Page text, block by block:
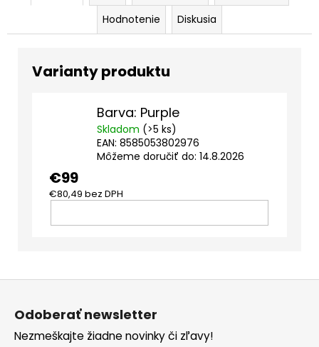
Hodnotenie
Diskusia
Barva: Purple
Skladom (>5 ks)
EAN: 8585053802976
Môžeme doručiť do: 14.8.2026
€99
€80,49 bez DPH
DO
Odoberať newsletter
Nezmeškajte žiadne novinky či zľavy!